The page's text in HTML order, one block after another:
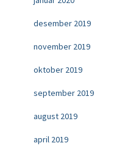
desember 2019
november 2019
oktober 2019
september 2019
august 2019
april 2019